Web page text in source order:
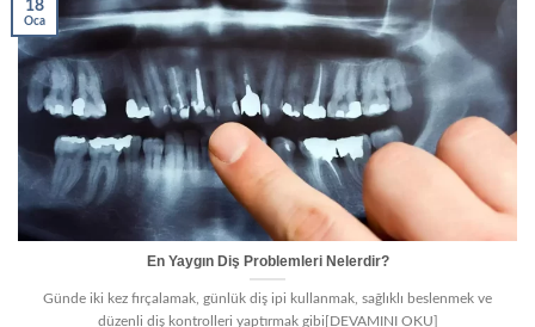
En Yaygın Diş Problemleri Nelerdir?
Günde iki kez fırçalamak, günlük diş ipi kullanmak, sağlıklı beslenmek ve
düzenli diş kontrolleri yaptırmak gibi[DEVAMINI OKU]
18
Oca